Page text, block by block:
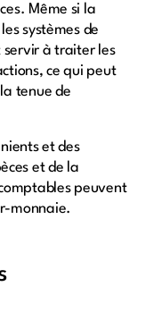
Même si la
systèmes de
servir à traiter les
ce qui peut
tenue de
et des
et de la
peuvent
monnaie.